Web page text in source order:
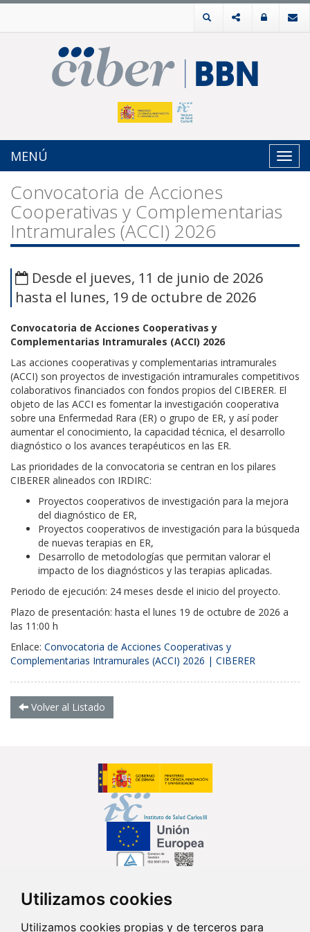
Utilizamos cookies
Utilizamos cookies propias y de terceros para
MENÚ
Convocatoria de Acciones
Cooperativas y Complementarias
Intramurales (ACCI) 2026
Desde el jueves, 11 de junio de 2026
hasta el lunes, 19 de octubre de 2026
Convocatoria de Acciones Cooperativas y
Complementarias Intramurales (ACCI) 2026
Las acciones cooperativas y complementarias intramurales
(ACCI) son proyectos de investigación intramurales competitivos
colaborativos financiados con fondos propios del CIBERER. El
objeto de las ACCI es fomentar la investigación cooperativa
sobre una Enfermedad Rara (ER) o grupo de ER, y así poder
aumentar el conocimiento, la capacidad técnica, el desarrollo
diagnóstico o los avances terapéuticos en las ER.
Las prioridades de la convocatoria se centran en los pilares
CIBERER alineados con IRDIRC:
Proyectos cooperativos de investigación para la mejora
del diagnóstico de ER,
Proyectos cooperativos de investigación para la búsqueda
de nuevas terapias en ER,
Desarrollo de metodologías que permitan valorar el
impacto de los diagnósticos y las terapias aplicadas.
Periodo de ejecución: 24 meses desde el inicio del proyecto.
Plazo de presentación: hasta el lunes 19 de octubre de 2026 a
las 11:00 h
Enlace: Convocatoria de Acciones Cooperativas y
Complementarias Intramurales (ACCI) 2026 | CIBERER
Volver al Listado
Síguenos en...